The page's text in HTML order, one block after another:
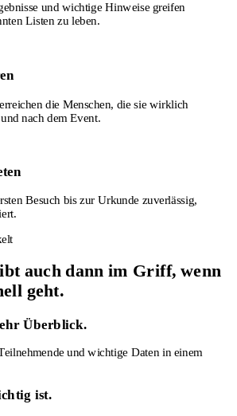
und wichtige Hinweise greifen
Listen zu leben.
die Menschen, die sie wirklich
nach dem Event.
Besuch bis zur Urkunde zuverlässig,
auch dann im Griff, wenn
geht.
Überblick.
und wichtige Daten in einem
ist.